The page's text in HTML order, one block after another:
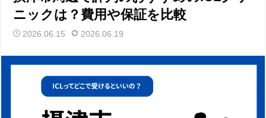
ニックは？費用や保証を比較
2026.06.15 2026.06.19